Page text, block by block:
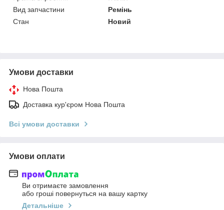
Вид запчастини
Ремінь
Стан
Новий
Умови доставки
Нова Пошта
Доставка кур'єром Нова Пошта
Всі умови доставки
Умови оплати
Ви отримаєте замовлення
або гроші повернуться на вашу картку
Детальніше